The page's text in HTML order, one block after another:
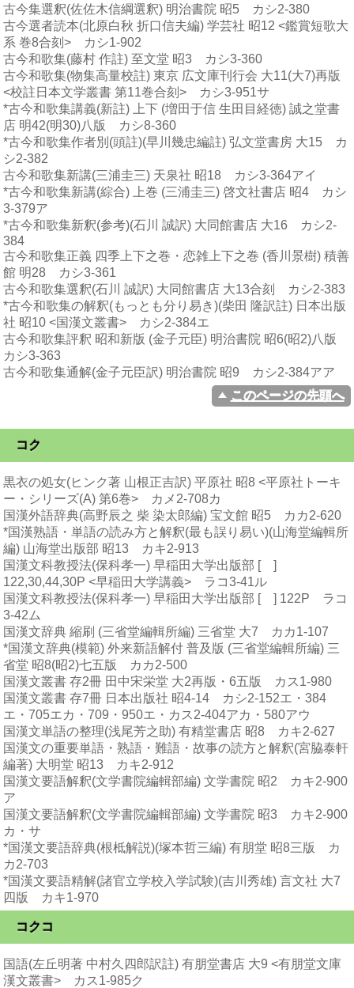
古今集選釈(佐佐木信綱選釈) 明治書院 昭5 カシ2-380
古今選者読本(北原白秋 折口信夫編) 学芸社 昭12 <鑑賞短歌大
系 巻8合刻> カシ1-902
古今和歌集(藤村 作註) 至文堂 昭3 カシ3-360
古今和歌集(物集高量校註) 東京 広文庫刊行会 大11(大7)再版
<校註日本文学叢書 第11巻合刻> カシ3-951サ
*古今和歌集講義(新註) 上下 (増田于信 生田目経徳) 誠之堂書
店 明42(明30)八版 カシ8-360
*古今和歌集作者別(頭註)(早川幾忠編註) 弘文堂書房 大15 カ
シ2-382
古今和歌集新講(三浦圭三) 天泉社 昭18 カシ3-364アイ
*古今和歌集新講(綜合) 上巻 (三浦圭三) 啓文社書店 昭4 カシ
3-379ア
*古今和歌集新釈(参考)(石川 誠訳) 大同館書店 大16 カシ2-
384
古今和歌集正義 四季上下之巻・恋雑上下之巻 (香川景樹) 積善
館 明28 カシ3-361
古今和歌集選釈(石川 誠訳) 大同館書店 大13合刻 カシ2-383
*古今和歌集の解釈(もっとも分り易き)(柴田 隆訳註) 日本出版
社 昭10 <国漢文叢書> カシ2-384エ
古今和歌集評釈 昭和新版 (金子元臣) 明治書院 昭6(昭2)八版
カシ3-363
古今和歌集通解(金子元臣訳) 明治書院 昭9 カシ2-384アア
このページの先頭へ
コク
黒衣の処女(ヒンク著 山根正吉訳) 平原社 昭8 <平原社トーキ
ー・シリーズ(A) 第6巻> カメ2-708カ
国漢外語辞典(高野辰之 柴 染太郎編) 宝文館 昭5 カカ2-620
*国漢熟語・単語の読み方と解釈(最も誤り易い)(山海堂編輯所
編) 山海堂出版部 昭13 カキ2-913
国漢文科教授法(保科孝一) 早稲田大学出版部 [ ]
122,30,44,30P <早稲田大学講義> ラコ3-41ル
国漢文科教授法(保科孝一) 早稲田大学出版部 [ ] 122P ラコ
3-42ム
国漢文辞典 縮刷 (三省堂編輯所編) 三省堂 大7 カカ1-107
*国漢文辞典(模範) 外来新語解付 普及版 (三省堂編輯所編) 三
省堂 昭8(昭2)七五版 カカ2-500
国漢文叢書 存2冊 田中宋栄堂 大2再版・6五版 カス1-980
国漢文叢書 存7冊 日本出版社 昭4-14 カシ2-152エ・384
エ・705エカ・709・950エ・カス2-404アカ・580アウ
国漢文単語の整理(浅尾芳之助) 有精堂書店 昭8 カキ2-627
国漢文の重要単語・熟語・難語・故事の読方と解釈(宮脇泰軒
編著) 大明堂 昭13 カキ2-912
国漢文要語解釈(文学書院編輯部編) 文学書院 昭2 カキ2-900
ア
国漢文要語解釈(文学書院編輯部編) 文学書院 昭3 カキ2-900
カ・サ
*国漢文要語辞典(根柢解説)(塚本哲三編) 有朋堂 昭8三版 カ
カ2-703
*国漢文要語精解(諸官立学校入学試験)(吉川秀雄) 言文社 大7
四版 カキ1-970
コクコ
国語(左丘明著 中村久四郎訳註) 有朋堂書店 大9 <有朋堂文庫
漢文叢書> カス1-985ク